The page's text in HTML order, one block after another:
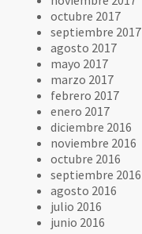
octubre 2017
septiembre 2017
agosto 2017
mayo 2017
marzo 2017
febrero 2017
enero 2017
diciembre 2016
noviembre 2016
octubre 2016
septiembre 2016
agosto 2016
julio 2016
junio 2016